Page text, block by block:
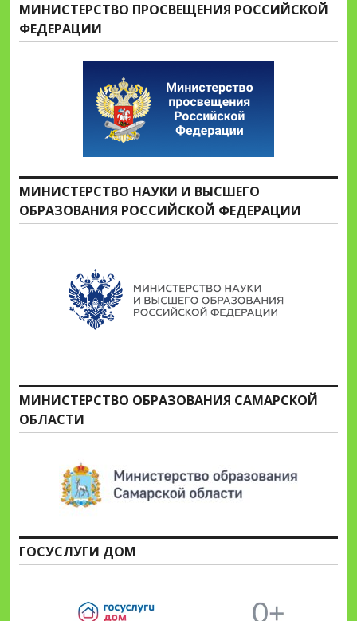
МИНИСТЕРСТВО ПРОСВЕЩЕНИЯ РОССИЙСКОЙ
ФЕДЕРАЦИИ
МИНИСТЕРСТВО НАУКИ И ВЫСШЕГО
ОБРАЗОВАНИЯ РОССИЙСКОЙ ФЕДЕРАЦИИ
МИНИСТЕРСТВО ОБРАЗОВАНИЯ САМАРСКОЙ
ОБЛАСТИ
ГОСУСЛУГИ ДОМ